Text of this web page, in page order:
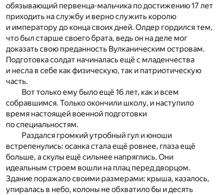
обязывающий первенца-мальчика по достижению 17 лет
приходить на службу и верно служить королю
и императору до конца своих дней. Олдер гордился тем,
что был старше своего брата, ведь он на деле мог
доказать свою преданность Вулканическим островам.
Подготовка солдат начиналась ещё с младенчества
и несла в себе как физическую, так и патриотическую
часть.
Вот только ему было ещё 16 лет, как и всем
собравшимся. Только окончили школу, и наступило
время настоящей военной подготовки
по специальностям.
Раздался громкий утробный гул и юноши
встрепенулись: осанка стала ещё ровнее, глаза ещё
больше, а скулы ещё сильнее напряглись. Они
идеальным строем вошли на плац перед дворцом.
Здание поражало своими размерами: крыша, казалось,
упиралась в небо, колоны не обхватило бы и десять